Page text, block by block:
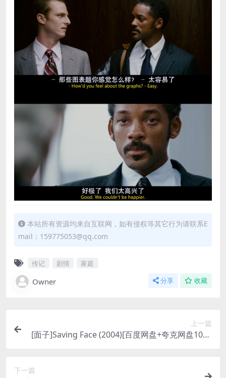
本站所有资源均来自互联网，如有侵权等其它行为请联系E
mail：159775053@qq.com
传记 剧情 家庭
Owner 分享 收藏
上一篇
[面子]Saving Face (2004)[百度网盘+夸克网盘1080
下一篇